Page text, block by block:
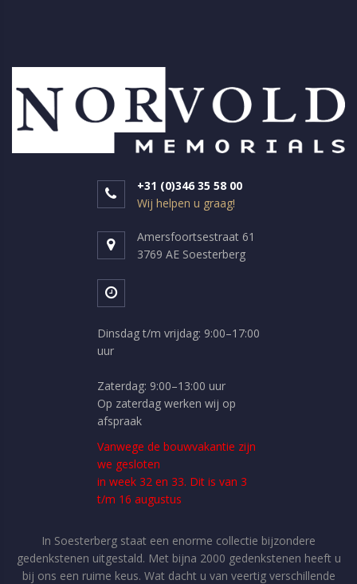
+31 (0)346 35 58 00
Wij helpen u graag!
Amersfoortsestraat 61
3769 AE Soesterberg
Dinsdag t/m vrijdag: 9:00–17:00
uur
Zaterdag: 9:00–13:00 uur
Op zaterdag werken wij op
afspraak
Vanwege de bouwvakantie zijn
we gesloten
in week 32 en 33. Dit is van 3
t/m 16 augustus
In Soesterberg staat een enorme collectie bijzondere
gedenkstenen uitgestald. Met bijna 2000 gedenkstenen heeft u
bij ons een ruime keus. Wat dacht u van veertig verschillende